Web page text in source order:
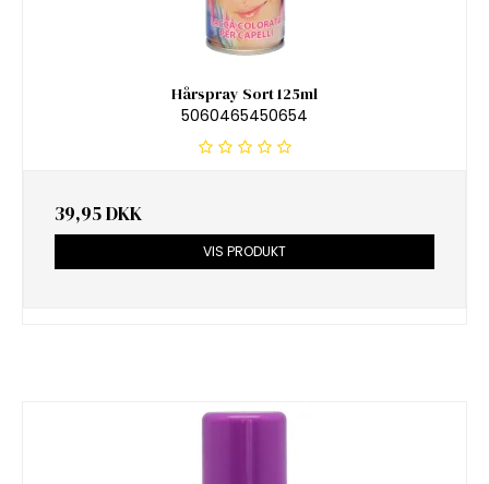
Hårspray Sort 125ml
5060465450654
39,95 DKK
VIS PRODUKT